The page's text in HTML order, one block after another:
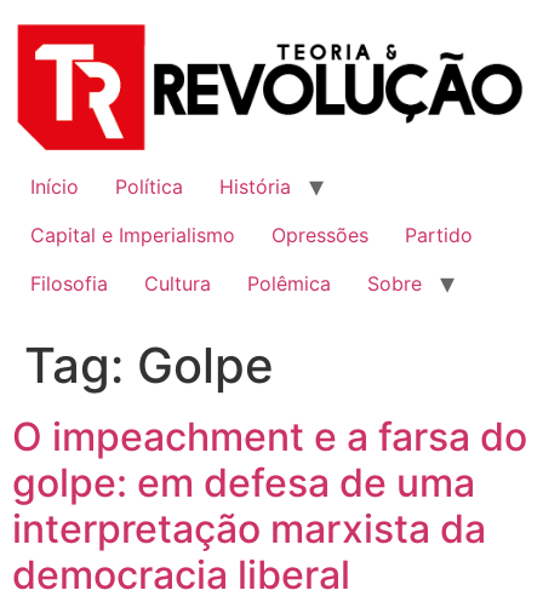
para
Início Política
História
Capital e Imperialismo
Opressões
Partido
Filosofia
Cultura Polêmica Sobre
Tag: Golpe
O impeachment e a farsa do
golpe: em defesa de uma
interpretação marxista da
democracia liberal